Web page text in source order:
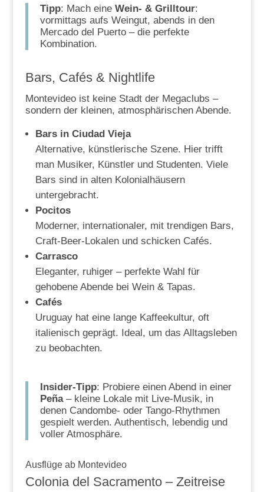
Tipp: Mach eine Wein- & Grilltour:
vormittags aufs Weingut, abends in den
Mercado del Puerto – die perfekte
Kombination.
Bars, Cafés & Nightlife
Montevideo ist keine Stadt der Megaclubs –
sondern der kleinen, atmosphärischen Abende.
Bars in Ciudad Vieja
Alternative, künstlerische Szene. Hier trifft
man Musiker, Künstler und Studenten. Viele
Bars sind in alten Kolonialhäusern
untergebracht.
Pocitos
Moderner, internationaler, mit trendigen Bars,
Craft-Beer-Lokalen und schicken Cafés.
Carrasco
Eleganter, ruhiger – perfekte Wahl für
gehobene Abende bei Wein & Tapas.
Cafés
Uruguay hat eine lange Kaffeekultur, oft
italienisch geprägt. Ideal, um das Alltagsleben
zu beobachten.
Insider-Tipp: Probiere einen Abend in einer
Peña– kleine Lokale mit Live-Musik, in
denen Candombe- oder Tango-Rhythmen
gespielt werden. Authentisch, lebendig und
voller Atmosphäre.
Ausflüge ab Montevideo
Colonia del Sacramento – Zeitreise